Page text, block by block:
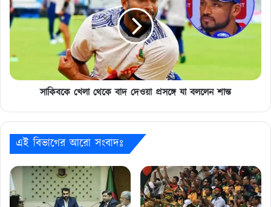
থেকে
বাদ
দেওয়া
যা
বললেন
শান্ত
সাকিবকে খেলা থেকে বাদ দেওয়া প্রসঙ্গে যা বললেন শান্ত
এই বিভাগের আরো সংবাদঃ